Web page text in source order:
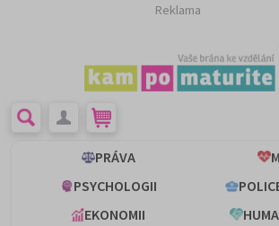
Reklama
PRÁVA
PSYCHOLOGII
EKONOMII